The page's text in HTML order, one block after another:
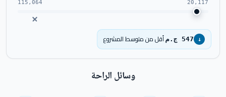
20,117
115,064
↓ 547 ج.م أقل من متوسط المشروع
وسائل الراحة